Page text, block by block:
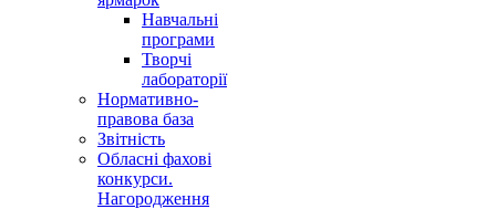
Навчальні
програми
Творчі
лабораторії
Нормативно-
правова база
Звітність
Обласні фахові
конкурси.
Нагородження